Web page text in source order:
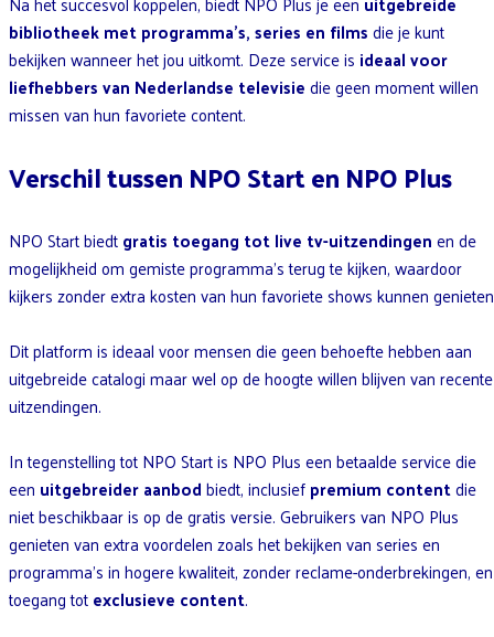
bibliotheek met programma’s, series en filmsdie je kunt
bekijken wanneer het jou uitkomt. Deze service is ideaal voor
liefhebbers van Nederlandse televisiedie geen moment willen
missen van hun favoriete content.
Verschil tussen NPO Start en NPO Plus
NPO Start biedtgratis toegang tot live tv-uitzendingenen de
mogelijkheid om gemiste programma’s terug te kijken, waardoor
kijkers zonder extra kosten van hun favoriete shows kunnen
Dit platform is ideaal voor mensen die geen behoefte hebben aan
uitgebreide catalogi maar wel op de hoogte willen blijven van recente
uitzendingen.
In tegenstelling tot NPO Start is NPO Plus een betaalde service die
een uitgebreider aanbodbiedt, inclusiefpremium contentdie
niet beschikbaar is op de gratis versie. Gebruikers van NPO Plus
genieten van extra voordelen zoals het bekijken van series en
programma’s in hogere kwaliteit, zonder reclame-onderbrekingen, en
toegang totexclusieve content.